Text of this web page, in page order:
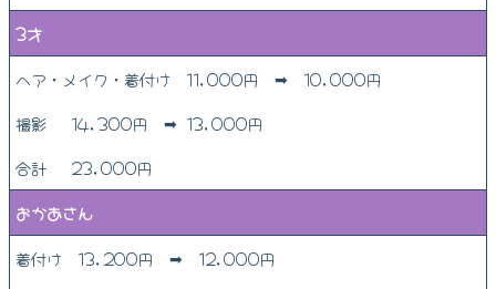
3才
ヘア・メイク・着付け 11,000円 ➡ 10,000円
撮影 14,300円 ➡ 13,000円
合計 23,000円
おかあさん
着付け 13,200円 ➡ 12,000円